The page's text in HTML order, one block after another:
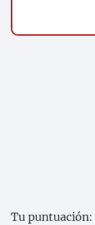
Tu puntuación: